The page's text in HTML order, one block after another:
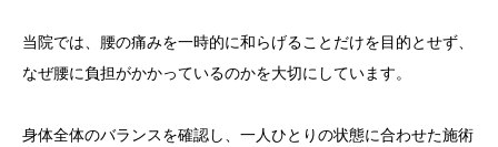
当院では、腰の痛みを一時的に和らげることだけを目的とせず、
なぜ腰に負担がかかっているのかを大切にしています。
身体全体のバランスを確認し、一人ひとりの状態に合わせた施術